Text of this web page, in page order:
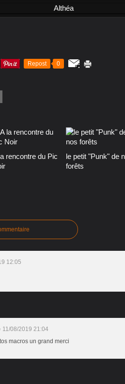
Repost 0
rencontre du Pic
le petit "Punk" de
forêts
12:05
11/08/2019 21:04
macros un grand merci